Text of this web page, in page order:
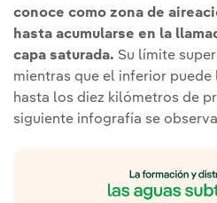
conoce como zona de
hasta acumularse en la
capa saturada. Su límite
mientras que el inferior puede
hasta los diez kilómetros de
siguiente infografía se